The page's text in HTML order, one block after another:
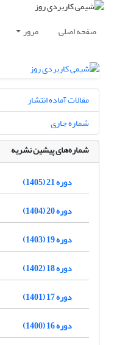
صفحه اصلی مرور
مقالات آماده انتشار
شماره جاری
شماره‌های پیشین نشریه
دوره 21 (1405)
دوره 20 (1404)
دوره 19 (1403)
دوره 18 (1402)
دوره 17 (1401)
دوره 16 (1400)